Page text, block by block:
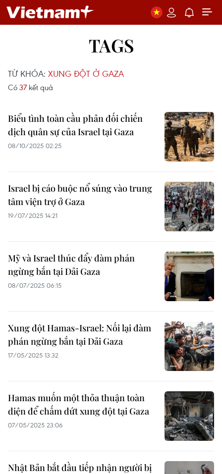
TAGS
TỪ KHÓA: XUNG ĐỘT Ở GAZA
Có 37 kết quả
Biểu tình toàn cầu phản đối chiến
dịch quân sự của Israel tại Gaza
08/10/2025 02:25
Israel bị cáo buộc nổ súng vào trung
tâm viện trợ ở Gaza
19/07/2025 14:21
Mỹ và Israel thúc đẩy đàm phán
ngừng bắn tại Dải Gaza
08/07/2025 06:15
Xung đột Hamas-Israel: Nối lại đàm
phán ngừng bắn tại Dải Gaza
17/05/2025 13:32
Hamas muốn một thỏa thuận toàn
diện để chấm dứt xung đột tại Gaza
07/05/2025 23:06
Nhật Bản bắt đầu tiếp nhận người bị